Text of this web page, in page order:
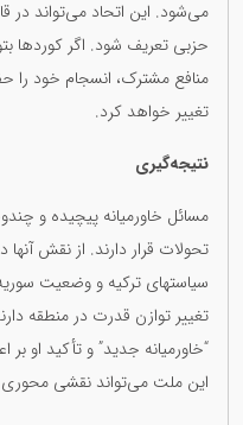
می‌شود. این اتحاد می‌تواند در
حزبی تعریف شود. اگر کوردها
منافع مشترک، انسجام خود را
تغییر خواهد کرد.
نتیجه‌گیری
مسائل خاورمیانه پیچیده و
تحولات قرار دارند. از نقش آنها
سیاستهای ترکیه و وضعیت
تغییر توازن قدرت در منطقه
“خاورمیانه جدید” و تأکید او
این ملت می‌تواند نقشی محوری